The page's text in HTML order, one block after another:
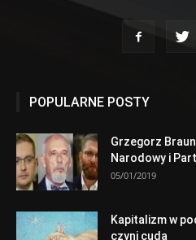
POPULARNE POSTY
Grzegorz
Narodowy i
05/01/2019
Kapitalizm w
czyni cuda